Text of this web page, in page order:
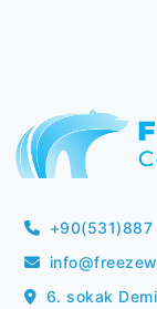
6. sokak